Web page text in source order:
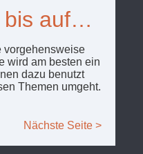
bis auf…
vorgehensweise
wird am besten ein
dazu benutzt
Themen umgeht.
Nächste Seite >